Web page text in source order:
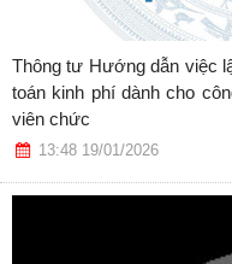
Thông tư Hướng dẫn việc
toán kinh phí dành cho
viên chức
13:48 19/01/2026